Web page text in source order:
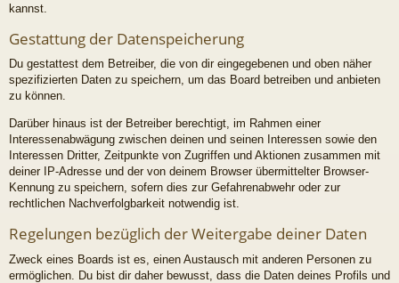
kannst.
Gestattung der Datenspeicherung
Du gestattest dem Betreiber, die von dir eingegebenen und oben näher
spezifizierten Daten zu speichern, um das Board betreiben und anbieten
zu können.
Darüber hinaus ist der Betreiber berechtigt, im Rahmen einer
Interessenabwägung zwischen deinen und seinen Interessen sowie den
Interessen Dritter, Zeitpunkte von Zugriffen und Aktionen zusammen mit
deiner IP-Adresse und der von deinem Browser übermittelter Browser-
Kennung zu speichern, sofern dies zur Gefahrenabwehr oder zur
rechtlichen Nachverfolgbarkeit notwendig ist.
Regelungen bezüglich der Weitergabe deiner Daten
Zweck eines Boards ist es, einen Austausch mit anderen Personen zu
ermöglichen. Du bist dir daher bewusst, dass die Daten deines Profils und